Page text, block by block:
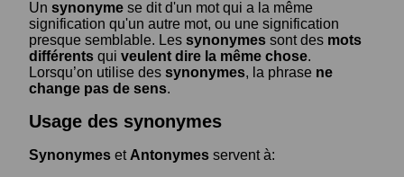
Un synonyme se dit d'un mot qui a la même
signification qu'un autre mot, ou une signification
presque semblable. Les synonymes sont des mots
différents qui veulent dire la même chose.
Lorsqu’on utilise des synonymes, la phrase ne
change pas de sens.
Usage des synonymes
Synonymes et Antonymes servent à: